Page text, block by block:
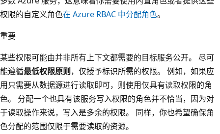
权限的自定义角色在 Azure RBAC 中分配角色。
重要
某些权限可能由并非所有上下文都需要的目标服务公开。 尽可
能遵循最低权限原则，仅授予标识所需的权限。 例如，如果应
用只需要从数据源进行读取即可，则使用仅具有读取权限的角
色。 分配一个也具有该服务写入权限的角色并不恰当，因为对
于读取操作来说，写入是多余的权限。 同样，你也希望确保角
色分配的范围仅限于需要读取的资源。